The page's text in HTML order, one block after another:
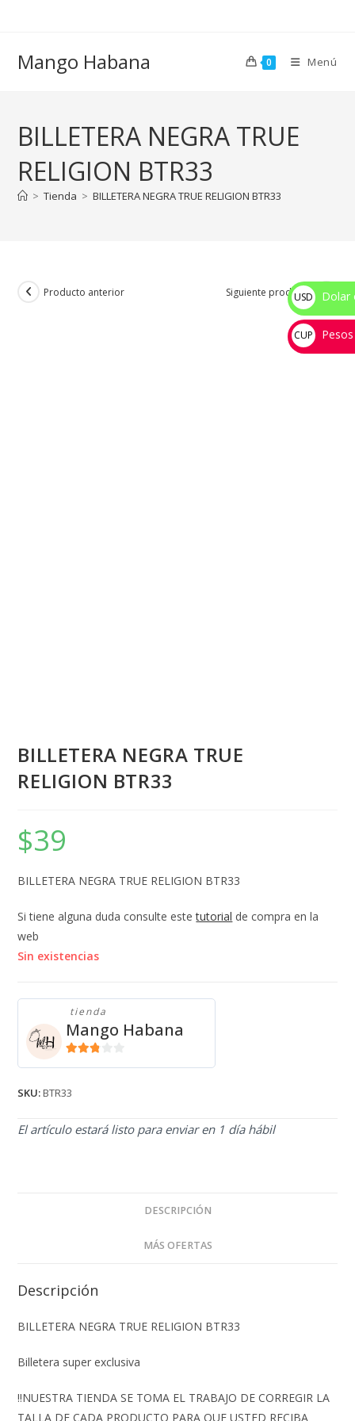
Mango Habana 0 Menú
BILLETERA NEGRA TRUE
RELIGION BTR33
> Tienda > BILLETERA NEGRA TRUE RELIGION BTR33
Producto anterior Siguiente producto
BILLETERA NEGRA TRUE
RELIGION BTR33
$39
BILLETERA NEGRA TRUE RELIGION BTR33
Si tiene alguna duda consulte estetutorial de compra en la
web
Sin existencias
tienda
Mango Habana
SKU:BTR33
El artículo estará listo para enviar en 1 día hábil
DESCRIPCIÓN
MÁS OFERTAS
Descripción
BILLETERA NEGRA TRUE RELIGION BTR33
Billetera super exclusiva
‼️NUESTRA TIENDA SE TOMA EL TRABAJO DE CORREGIR LA
TALLA DE CADA PRODUCTO PARA QUE USTED RECIBA
USD
$
Dolar
CUP
💰
Pesos